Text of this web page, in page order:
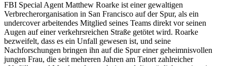
FBI Special Agent Matthew Roarke ist einer gewaltigen
Verbrecherorganisation in San Francisco auf der Spur, als ein
undercover arbeitendes Mitglied seines Teams direkt vor seinen
Augen auf einer verkehrsreichen Straße getötet wird. Roarke
bezweifelt, dass es ein Unfall gewesen ist, und seine
Nachforschungen bringen ihn auf die Spur einer geheimnisvollen
jungen Frau, die seit mehreren Jahren am Tatort zahlreicher